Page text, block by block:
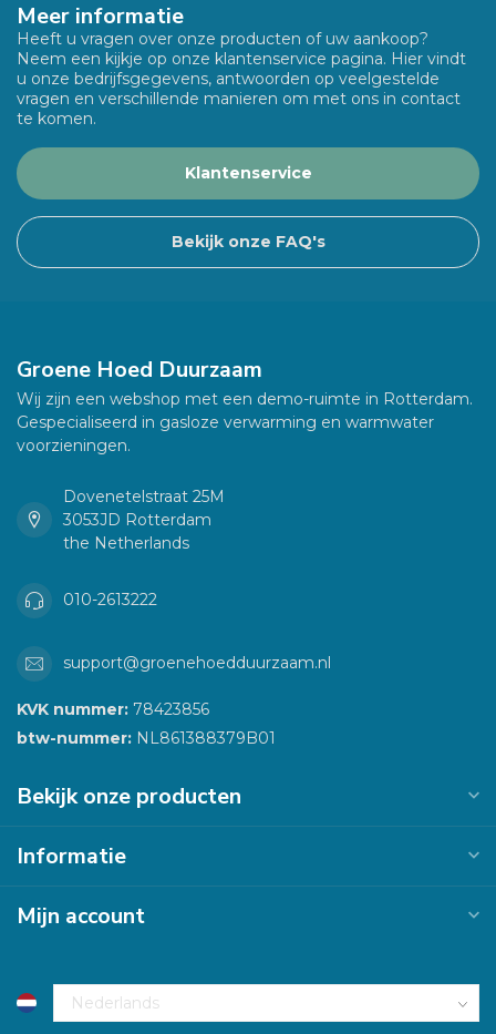
Meer informatie
Heeft u vragen over onze producten of uw aankoop?
Neem een kijkje op onze klantenservice pagina. Hier vindt
u onze bedrijfsgegevens, antwoorden op veelgestelde
vragen en verschillende manieren om met ons in contact
te komen.
Klantenservice
Bekijk onze FAQ's
Groene Hoed Duurzaam
Wij zijn een webshop met een demo-ruimte in Rotterdam.
Gespecialiseerd in gasloze verwarming en warmwater
voorzieningen.
Dovenetelstraat 25M
3053JD Rotterdam
the Netherlands
010-2613222
support@groenehoedduurzaam.nl
KVK nummer: 78423856
btw-nummer: NL861388379B01
Bekijk onze producten
Informatie
Mijn account